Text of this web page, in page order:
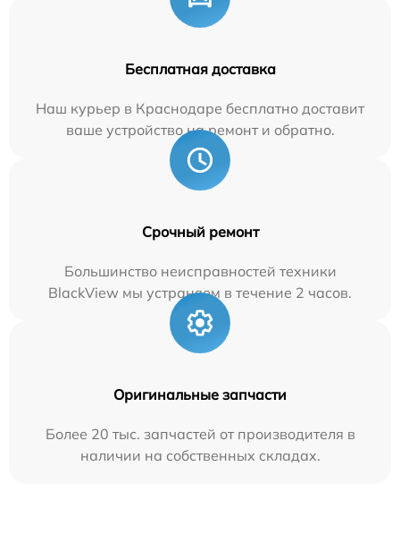
Бесплатная доставка
Наш курьер в Краснодаре бесплатно доставит
ваше устройство на ремонт и обратно.
Срочный ремонт
Большинство неисправностей техники
BlackView мы устраняем в течение 2 часов.
Оригинальные запчасти
Более 20 тыс. запчастей от производителя в
наличии на собственных складах.